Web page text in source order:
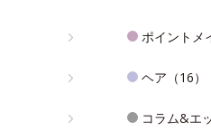
ポイントメ
ヘア（16）
コラム&エ